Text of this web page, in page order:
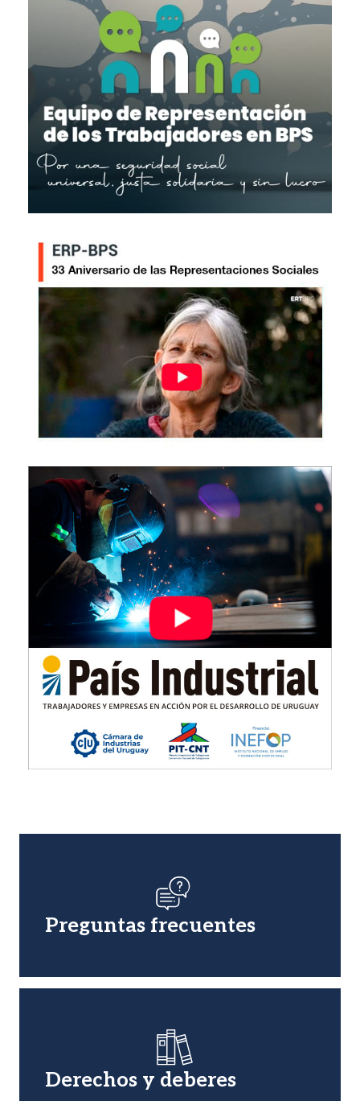
Imagen
Imagen
Preguntas frecuentes
Derechos y deberes